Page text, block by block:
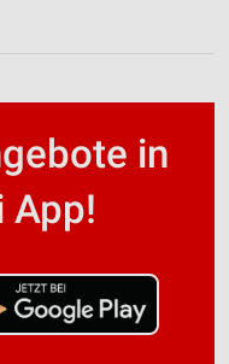
in
App!